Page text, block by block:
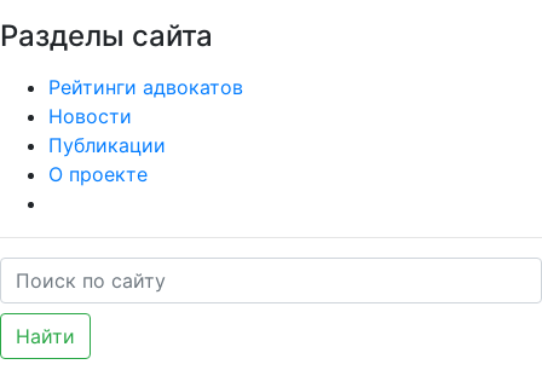
Разделы сайта
Рейтинги адвокатов
Новости
Публикации
О проекте
Найти